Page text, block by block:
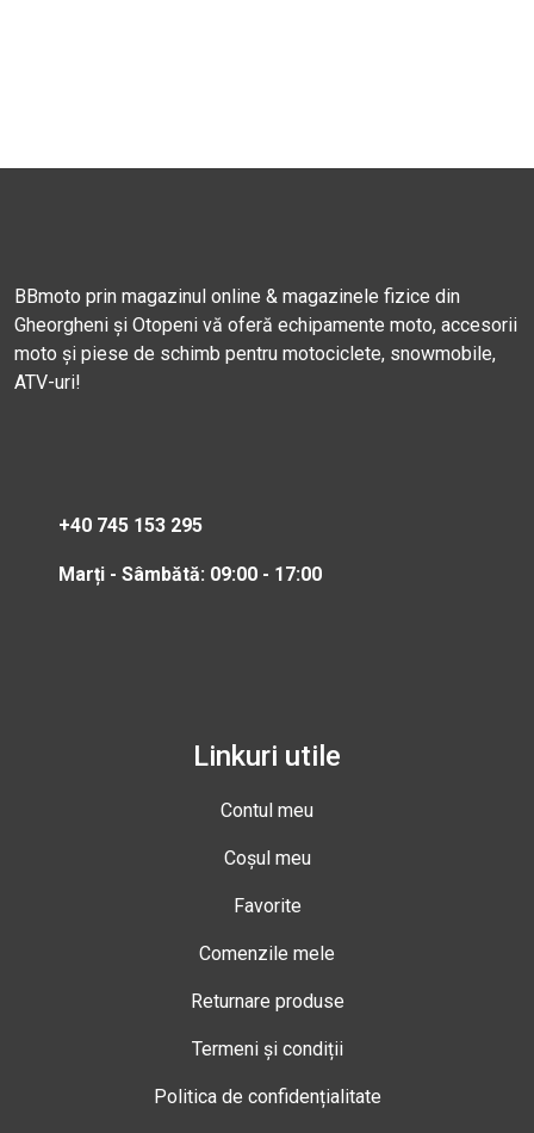
BBmoto prin magazinul online & magazinele fizice din
Gheorgheni și Otopeni vă oferă echipamente moto, accesorii
moto și piese de schimb pentru motociclete, snowmobile,
ATV-uri!
+40 745 153 295
Marți - Sâmbătă: 09:00 - 17:00
Linkuri utile
Contul meu
Coșul meu
Favorite
Comenzile mele
Returnare produse
Termeni și condiții
Politica de confidențialitate